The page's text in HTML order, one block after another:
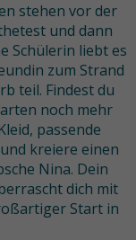
stehen vor der
und dann
Schülerin liebt es
zum Strand
teil. Findest du
noch mehr
passende
kreiere einen
Nina. Dein
dich mit
Start in